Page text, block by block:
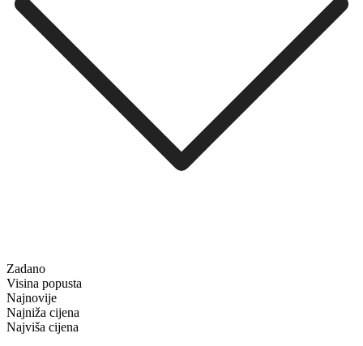
Zadano
Visina popusta
Najnovije
Najniža cijena
Najviša cijena